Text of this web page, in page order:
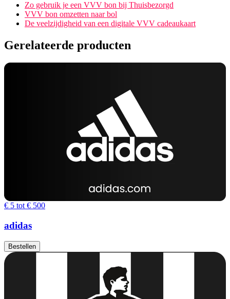
Zo gebruik je een VVV bon bij Thuisbezorgd
VVV bon omzetten naar bol
De veelzijdigheid van een digitale VVV cadeaukaart
Gerelateerde producten
€ 5 tot € 500
adidas
Bestellen